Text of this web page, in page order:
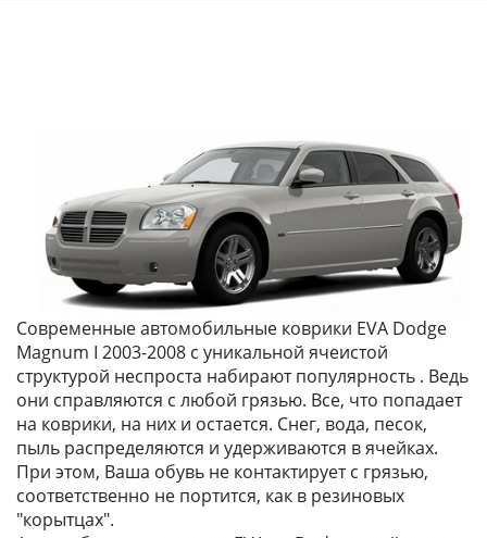
Современные автомобильные коврики EVA Dodge
Magnum I 2003-2008 с уникальной ячеистой
структурой неспроста набирают популярность . Ведь
они справляются с любой грязью. Все, что попадает
на коврики, на них и остается. Снег, вода, песок,
пыль распределяются и удерживаются в ячейках.
При этом, Ваша обувь не контактирует с грязью,
соответственно не портится, как в резиновых
"корытцах".